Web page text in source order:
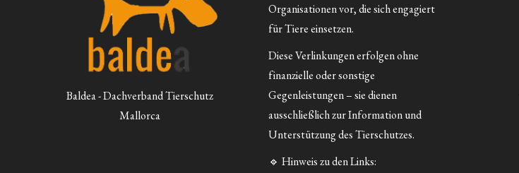
Baldea - Dachverband Tierschutz
Mallorca
Organisationen vor, die sich engagiert
für Tiere einsetzen.
Diese Verlinkungen erfolgen ohne
finanzielle oder sonstige
Gegenleistungen – sie dienen
ausschließlich zur Information und
Unterstützung des Tierschutzes.
🔹 Hinweis zu den Links: